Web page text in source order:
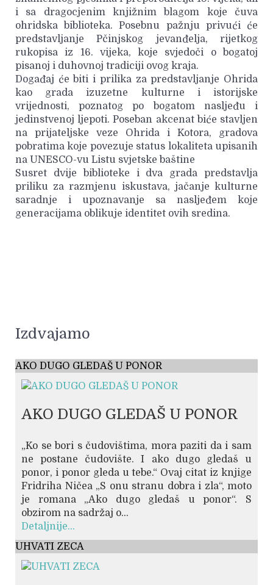
i sa dragocjenim knjižnim blagom koje čuva
ohridska biblioteka. Posebnu pažnju privući će
predstavljanje Pčinjskog jevanđelja, rijetkog
rukopisa iz 16. vijeka, koje svjedoči o bogatoj
pisanoj i duhovnoj tradiciji ovog kraja.
Događaj će biti i prilika za predstavljanje Ohrida
kao grada izuzetne kulturne i istorijske
vrijednosti, poznatog po bogatom nasljeđu i
jedinstvenoj ljepoti. Poseban akcenat biće stavljen
na prijateljske veze Ohrida i Kotora, gradova
pobratima koje povezuje status lokaliteta upisanih
na UNESCO-vu Listu svjetske baštine
Susret dvije biblioteke i dva grada predstavlja
priliku za razmjenu iskustava, jačanje kulturne
saradnje i upoznavanje sa nasljeđem koje
generacijama oblikuje identitet ovih sredina.
Izdvajamo
AKO DUGO GLEDAŠ U PONOR
AKO DUGO GLEDAŠ U PONOR
„Ko se bori s čudovištima, mora paziti da i sam
ne postane čudovište. I ako dugo gledaš u
ponor, i ponor gleda u tebe.“ Ovaj citat iz knjige
Fridriha Ničea „S onu stranu dobra i zla“, moto
je romana „Ako dugo gledaš u ponor“. S
obzirom na sadržaj o...
Detaljnije...
UHVATI ZECA